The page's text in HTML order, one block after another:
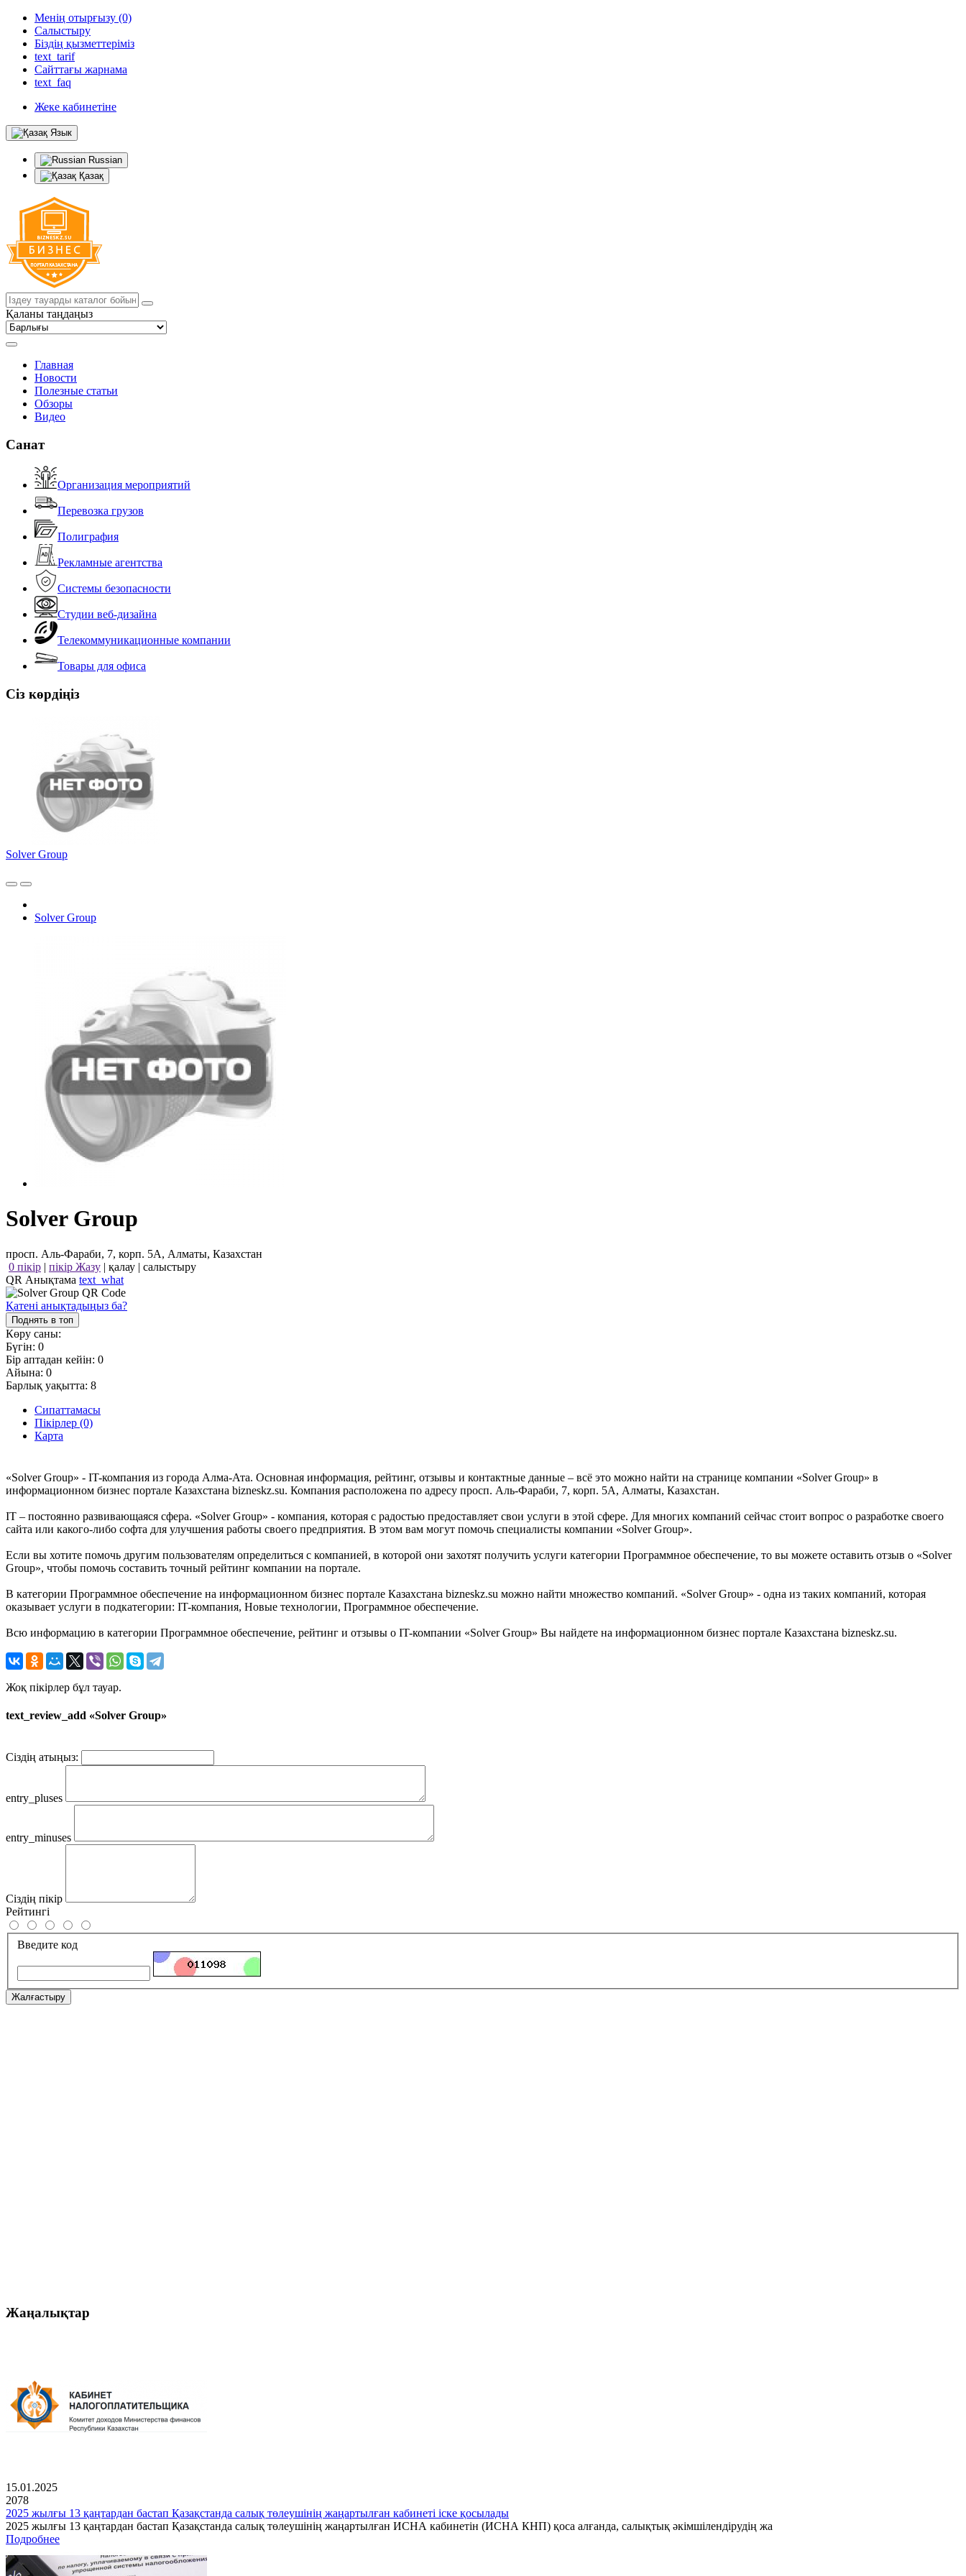
Менің отырғызу (0)
Салыстыру
Біздің қызметтеріміз
text_tarif
Сайттағы жарнама
text_faq
Жеке кабинетіне
Язык
Russian
Қазақ
Қаланы таңдаңыз
Главная
Новости
Полезные статьи
Обзоры
Видео
Санат
Организация мероприятий
Перевозка грузов
Полиграфия
Рекламные агентства
Системы безопасности
Студии веб-дизайна
Телекоммуникационные компании
Товары для офиса
Сіз көрдіңіз
Solver Group
Solver Group
Solver Group
просп. Аль-Фараби, 7, корп. 5А, Алматы, Казахстан
0 пікір | пікір Жазу | қалау | салыстыру
QR Анықтама text_what
Қатені анықтадыңыз ба?
Поднять в топ
Көру саны:
Бүгін: 0
Бір аптадан кейін: 0
Айына: 0
Барлық уақытта: 8
Сипаттамасы
Пікірлер (0)
Карта
«Solver Group» - IT-компания из города Алма-Ата. Основная информация, рейтинг, отзывы и контактные данные – всё это можно найти на странице компании «Solver Group» в
информационном бизнес портале Казахстана bizneskz.su. Компания расположена по адресу просп. Аль-Фараби, 7, корп. 5А, Алматы, Казахстан.
IT – постоянно развивающаяся сфера. «Solver Group» - компания, которая с радостью предоставляет свои услуги в этой сфере. Для многих компаний сейчас стоит вопрос о разработке своего
сайта или какого-либо софта для улучшения работы своего предприятия. В этом вам могут помочь специалисты компании «Solver Group».
Если вы хотите помочь другим пользователям определиться с компанией, в которой они захотят получить услуги категории Программное обеспечение, то вы можете оставить отзыв о «Solver
Group», чтобы помочь составить точный рейтинг компании на портале.
В категории Программное обеспечение на информационном бизнес портале Казахстана bizneskz.su можно найти множество компаний. «Solver Group» - одна из таких компаний, которая
оказывает услуги в подкатегории: IT-компания, Новые технологии, Программное обеспечение.
Всю информацию в категории Программное обеспечение, рейтинг и отзывы о IT-компании «Solver Group» Вы найдете на информационном бизнес портале Казахстана bizneskz.su.
Жоқ пікірлер бұл тауар.
text_review_add «Solver Group»
Сіздің атыңыз:
entry_pluses
entry_minuses
Сіздің пікір
Рейтингі
Введите код
Жалғастыру
Жаңалықтар
15.01.2025
2078
2025 жылғы 13 қаңтардан бастап Қазақстанда салық төлеушінің жаңартылған кабинеті іске қосылады
2025 жылғы 13 қаңтардан бастап Қазақстанда салық төлеушінің жаңартылған ИСНА кабинетін (ИСНА КНП) қоса алғанда, салықтық әкімшілендірудің жа
Подробнее